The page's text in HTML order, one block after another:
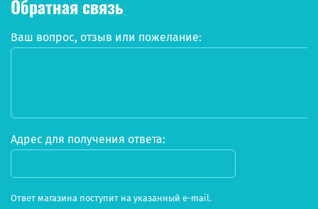
Обратная связь
Ваш вопрос, отзыв или пожелание:
Адрес для получения ответа:
Ответ магазина поступит на указанный e-mail.